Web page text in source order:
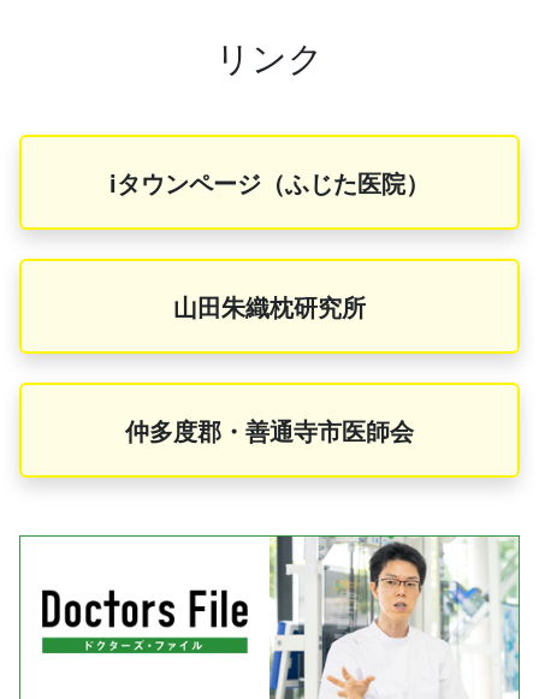
リンク
iタウンページ（ふじた医院）
山田朱織枕研究所
仲多度郡・善通寺市医師会